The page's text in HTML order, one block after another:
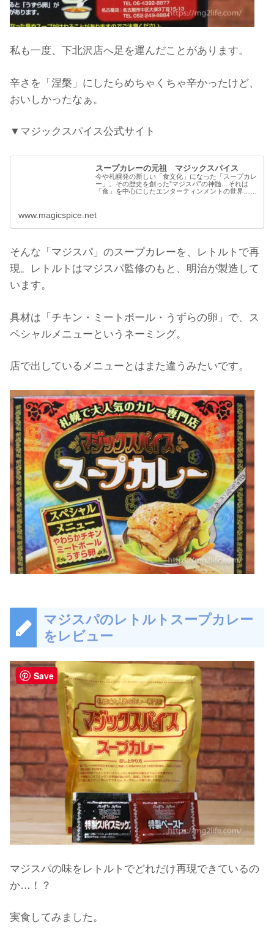
私も一度、下北沢店へ足を運んだことがあります。
辛さを「涅槃」にしたらめちゃくちゃ辛かったけど、
おいしかったなぁ。
▼マジックスパイス公式サイト
スープカレーの元祖 マジックスパイス
今や札幌発の新しい「食文化」になった「スープカレ
ー」。その歴史を創った”マジスパ”の神髄…それは
「食」を中心にしたエンターティンメントの世界…シ
www.magicspice.net
そんな「マジスパ」のスープカレーを、レトルトで再
現。レトルトはマジスパ監修のもと、明治が製造して
います。
具材は「チキン・ミートボール・うずらの卵」で、ス
ペシャルメニューというネーミング。
店で出しているメニューとはまた違うみたいです。
マジスパのレトルトスープカレー
をレビュー
マジスパの味をレトルトでどれだけ再現できているの
か…！？
実食してみました。
Save